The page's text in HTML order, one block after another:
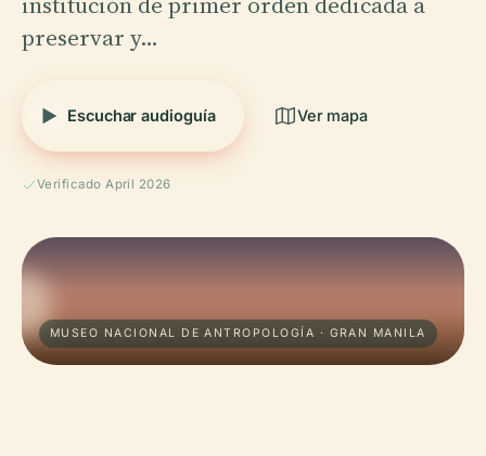
preservar y…
Escuchar audioguía Ver mapa
Verificado April 2026
MUSEO NACIONAL DE ANTROPOLOGÍA · GRAN MANILA